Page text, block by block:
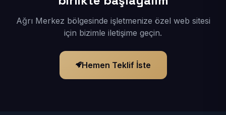
Ağrı Merkez bölgesinde işletmenize özel web sitesi
için bizimle iletişime geçin.
Hemen Teklif İste